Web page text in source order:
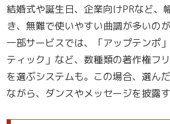
結婚式や誕生日、企業向けPRなど、
き、無難で使いやすい曲調が多いのが
一部サービスでは、「アップテンポ
ティック」など、数種類の著作権フ
を選ぶシステムも。この場合、選ん
ながら、ダンスやメッセージを披露